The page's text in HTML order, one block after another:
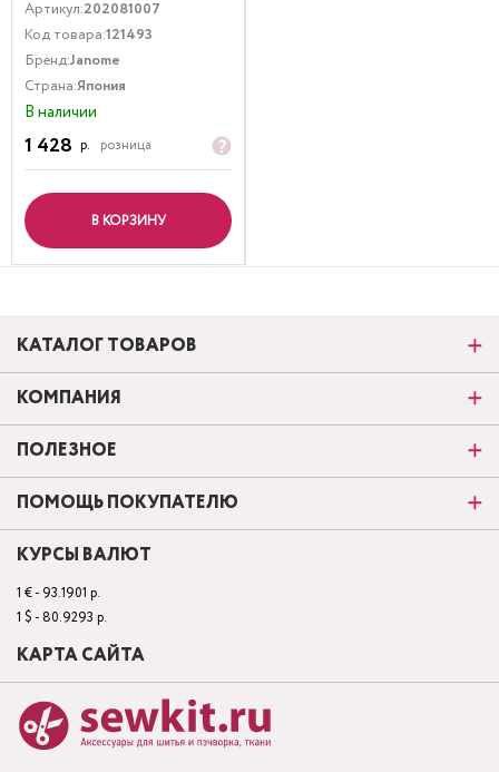
Артикул:202081007
Код товара:121493
Бренд:Janome
Страна:Япония
В наличии
1 428 р. розница
В КОРЗИНУ
КАТАЛОГ ТОВАРОВ
КОМПАНИЯ
ПОЛЕЗНОЕ
ПОМОЩЬ ПОКУПАТЕЛЮ
КУРСЫ ВАЛЮТ
1 € - 93.1901 р.
1 $ - 80.9293 р.
КАРТА САЙТА